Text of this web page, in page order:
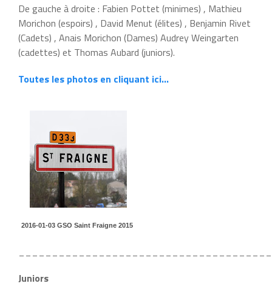
De gauche à droite : Fabien Pottet (minimes) , Mathieu
Morichon (espoirs) , David Menut (élites) , Benjamin Rivet
(Cadets) , Anais Morichon (Dames) Audrey Weingarten
(cadettes) et Thomas Aubard (juniors).
Toutes les photos en cliquant ici…
2016-01-03 GSO Saint Fraigne 2015
Juniors